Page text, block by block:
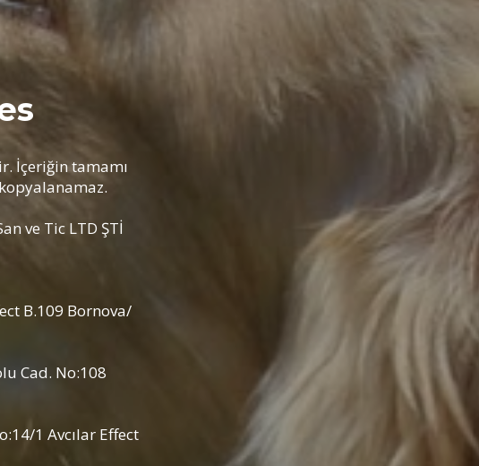
İçeriğin tamamı
ve Tic LTD ŞTİ
B.109 Bornova/
Cad. No:108
1 Avcılar Effect